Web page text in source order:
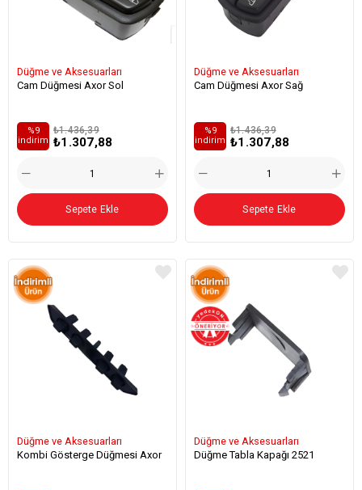
Düğme ve Aksesuarları
Cam Düğmesi Axor Sol
₺1.307,88
₺1.436,39
%9
i̇ndirim
Sepete Ekle
Düğme ve Aksesuarları
Cam Düğmesi Axor Sağ
₺1.307,88
₺1.436,39
%9
i̇ndirim
Sepete Ekle
Düğme ve Aksesuarları
Kombi Gösterge Düğmesi Axor
Düğme ve Aksesuarları
Düğme Tabla Kapağı 2521